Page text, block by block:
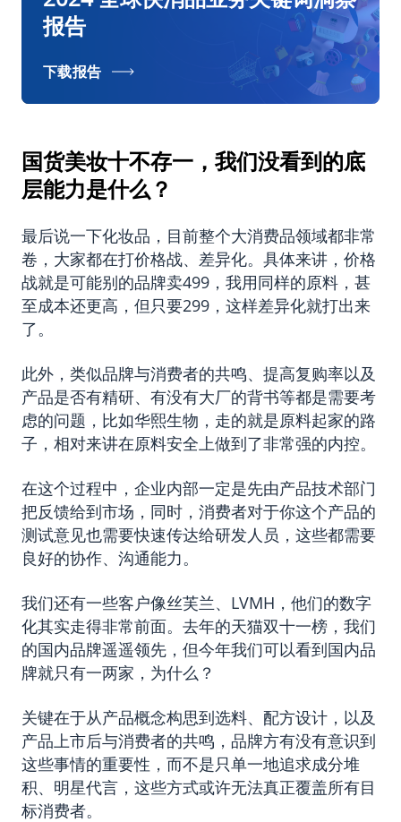
报告
下载报告
国货美妆十不存一，我们没看到的底
层能力是什么？
最后说一下化妆品，目前整个大消费品领域都非常
卷，大家都在打价格战、差异化。具体来讲，价格
战就是可能别的品牌卖499，我用同样的原料，甚
至成本还更高，但只要299，这样差异化就打出来
了。
此外，类似品牌与消费者的共鸣、提高复购率以及
产品是否有精研、有没有大厂的背书等都是需要考
虑的问题，比如华熙生物，走的就是原料起家的路
子，相对来讲在原料安全上做到了非常强的内控。
在这个过程中，企业内部一定是先由产品技术部门
把反馈给到市场，同时，消费者对于你这个产品的
测试意见也需要快速传达给研发人员，这些都需要
良好的协作、沟通能力。
我们还有一些客户像丝芙兰、LVMH，他们的数字
化其实走得非常前面。去年的天猫双十一榜，我们
的国内品牌遥遥领先，但今年我们可以看到国内品
牌就只有一两家，为什么？
关键在于从产品概念构思到选料、配方设计，以及
产品上市后与消费者的共鸣，品牌方有没有意识到
这些事情的重要性，而不是只单一地追求成分堆
积、明星代言，这些方式或许无法真正覆盖所有目
标消费者。